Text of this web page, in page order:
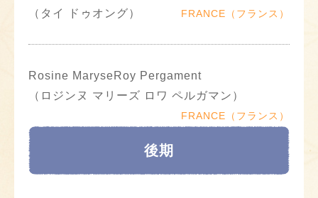
（タイ ドゥオング）
FRANCE（フランス）
Rosine MaryseRoy Pergament
（ロジンヌ マリーズ ロワ ペルガマン）
FRANCE（フランス）
後期